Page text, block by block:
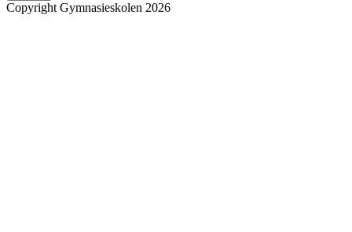
Copyright Gymnasieskolen 2026